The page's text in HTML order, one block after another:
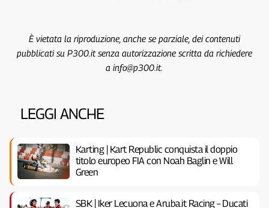
È vietata la riproduzione, anche se parziale, dei contenuti
pubblicati su P300.it senza autorizzazione scritta da richiedere
a info@p300.it.
LEGGI ANCHE
Karting | Kart Republic conquista il doppio
titolo europeo FIA con Noah Baglin e Will
Green
SBK | Iker Lecuona e Aruba.it Racing – Ducati